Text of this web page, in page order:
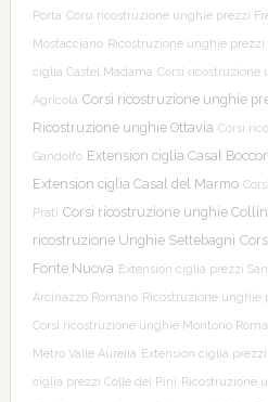
Porta Corsi ricostruzione unghie prezzi
Mostacciano Ricostruzione unghie prezzi
ciglia Castel Madama Corsi ricostruzione
Agricola Corsi ricostruzione unghie
Ricostruzione unghie Ottavia Corsi
Gandolfo Extension ciglia Casal
Extension ciglia Casal del Marmo
Prati Corsi ricostruzione unghie
ricostruzione Unghie Settebagni
Fonte Nuova Extension ciglia prezzi San
Arcinazzo Romano Ricostruzione unghie
Corsi ricostruzione unghie Montorio
Metro Valle Aurelia Extension ciglia
ciglia prezzi Colle dei Pini Ricostruzione